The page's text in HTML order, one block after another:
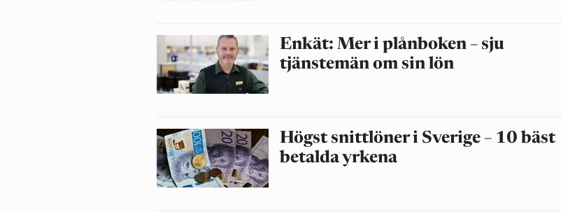
Enkät: Mer i plånboken – sju
tjänstemän om sin lön
Högst snittlöner i Sverige – 10 bäst
betalda yrkena